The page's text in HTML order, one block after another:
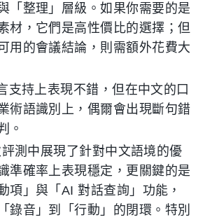
「整理」層級。如果你需要的是
材，它們是高性價比的選擇；但
用的會議結論，則需額外花費大
支持上表現不錯，但在中文的口
術語識別上，偶爾會出現斷句錯
。
測中展現了針對中文語境的優
準確率上表現穩定，更關鍵的是
項」與「AI 對話查詢」功能，
錄音」到「行動」的閉環。特別